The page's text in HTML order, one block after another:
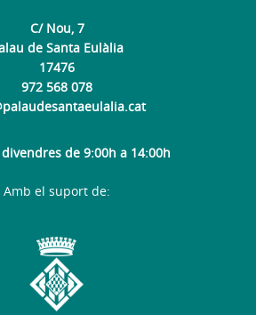
C/ Nou, 7
de Santa Eulàlia
17476
972 568 078
de 9:00h a 14:00h
Amb el suport de: